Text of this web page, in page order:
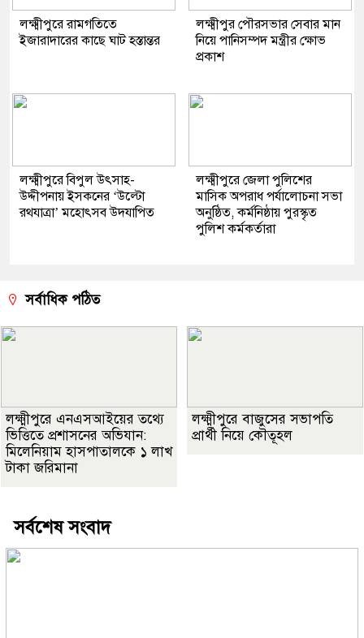
লক্ষ্মীপুরে রামগতিতে
ইজারাদারের কাছে ঘাট হস্তান্তর
লক্ষ্মীপুর পৌরসভার সেবার মান
নিয়ে পানিসম্পদ মন্ত্রীর ক্ষোভ
প্রকাশ
লক্ষ্মীপুরে বিপুল উৎসাহ-
উদ্দীপনায় ইসকনের ‘উল্টো
রথযাত্রা’ মহোৎসব উদযাপিত
লক্ষ্মীপুরে জেলা পুলিশের
মাসিক অপরাধ পর্যালোচনা সভা
অনুষ্ঠিত, কর্মনিষ্ঠায় পুরস্কৃত
পুলিশ কর্মকর্তারা
সর্বাধিক পঠিত
লক্ষ্মীপুরে এনএসআইয়ের তথ্যে
ভিত্তিতে প্রশাসনের অভিযান:
মিলেনিয়াম হাসপাতালকে ১ লাখ
টাকা জরিমানা
লক্ষ্মীপুরে বাজুসের সভাপতি
প্রার্থী নিয়ে কৌতূহল
সর্বশেষ সংবাদ